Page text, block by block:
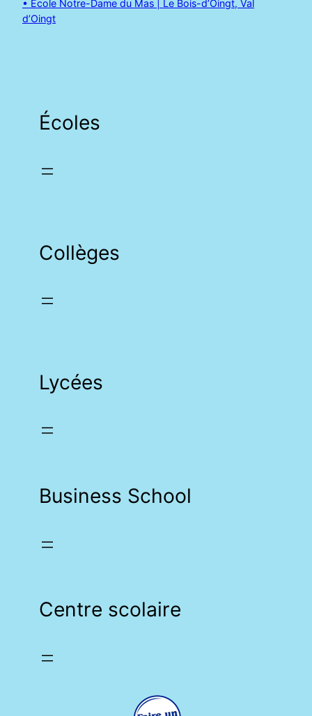
• École Notre-Dame du Mas | Le Bois-d’Oingt, Val
d’Oingt
Écoles
Collèges
Lycées
Business School
Centre scolaire